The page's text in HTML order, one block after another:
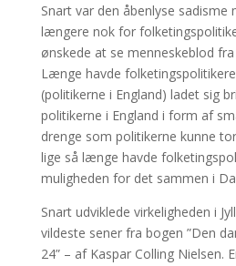
Snart var den åbenlyse sadisme
længere nok for
ønskede at se menneskeblod
Længe havde
(politikerne i England) ladet sig
politikerne i England i form af
drenge som politikerne kunne
lige så længe havde
muligheden for det sammen i
Snart udviklede virkeligheden i
vildeste sener fra bogen ”Den
24” – af Kaspar Colling Nielsen.